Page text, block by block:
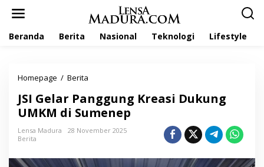
Beranda Berita Nasional Teknologi Lifestyle
Homepage / Berita
I
G
e
l
JSI Gelar Panggung Kreasi Dukung
UMKM di Sumenep
Lensa Madura
28 November 2025
Berita